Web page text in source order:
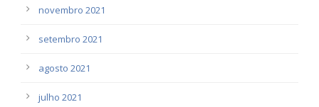
novembro 2021
setembro 2021
agosto 2021
julho 2021